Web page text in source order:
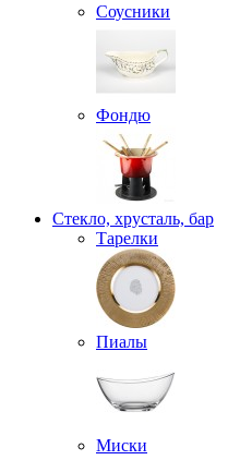
Соусники
Фондю
Стекло, хрусталь, бар
Тарелки
Пиалы
Миски